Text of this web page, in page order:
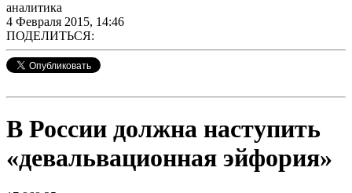
аналитика
4 Февраля 2015, 14:46
ПОДЕЛИТЬСЯ:
В России должна наступить
«девальвационная эйфория»